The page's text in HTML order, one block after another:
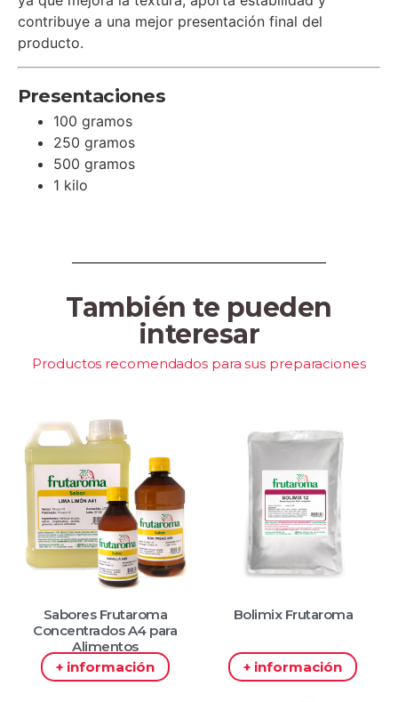
contribuye a una mejor presentación final del
producto.
Presentaciones
100 gramos
250 gramos
500 gramos
1 kilo
También te pueden
interesar
Productos recomendados para sus preparaciones
Sabores Frutaroma
Concentrados A4 para
Alimentos
+ información
Bolimix Frutaroma
+ información